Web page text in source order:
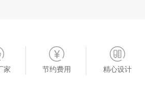
家 节约费用 精心设计